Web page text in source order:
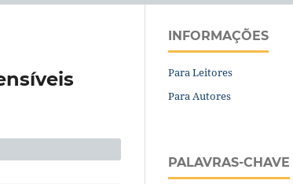
INFORMAÇÕES
Para Leitores
Para Autores
PALAVRAS-CHAVE